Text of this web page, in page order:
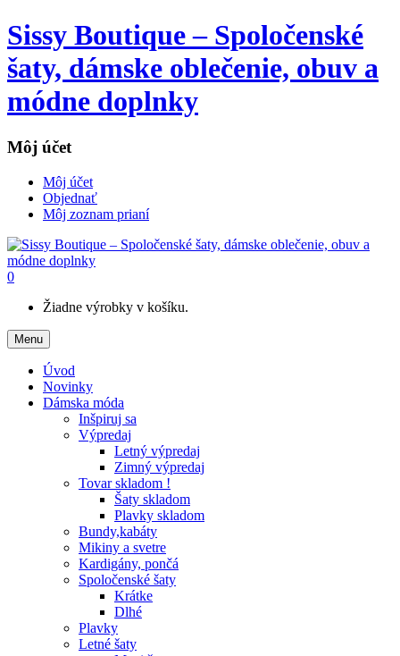
Sissy Boutique – Spoločenské
šaty, dámske oblečenie, obuv a
módne doplnky
Môj účet
Môj účet
Objednať
Môj zoznam prianí
0
Žiadne výrobky v košíku.
Menu
Úvod
Novinky
Dámska móda
Inšpiruj sa
Výpredaj
Letný výpredaj
Zimný výpredaj
Tovar skladom !
Šaty skladom
Plavky skladom
Bundy,kabáty
Mikiny a svetre
Kardigány, pončá
Spoločenské šaty
Krátke
Dlhé
Plavky
Letné šaty